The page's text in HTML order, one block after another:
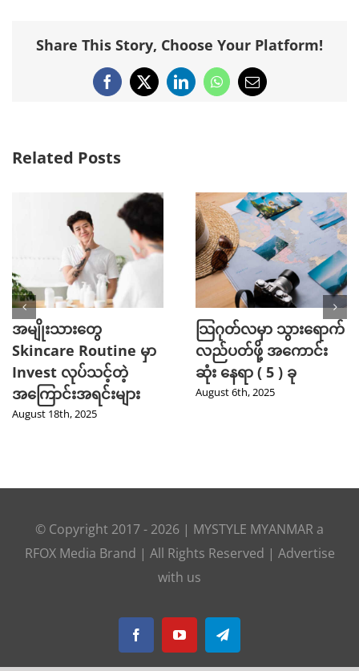
Share This Story, Choose Your Platform!
Facebook
X LinkedInWhatsApp
Email
Related Posts
အမျိုးသားတွေ
Skincare Routine မှာ
Invest လုပ်သင့်တဲ့
အကြောင်းအရင်းများ
August 18th, 2025
သြဂုတ်လမှာ သွားရောက်
လည်ပတ်ဖို့ အကောင်း
ဆုံး နေရာ ( 5 ) ခု
August 6th, 2025
© Copyright 2017 - 2026 | MYSTYLE MYANMAR a
RFOX Media Brand | All Rights Reserved | Advertise
with us
FacebookYouTubeTelegram